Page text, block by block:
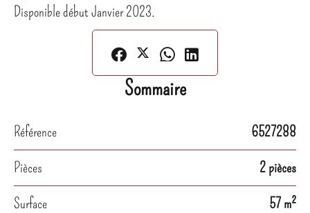
Disponible début Janvier 2023.
Sommaire
Référence
6527288
Pièces
2 pièces
Surface
57 m²